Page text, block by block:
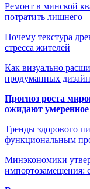
Ремонт в минской
потратить лишнего
Почему текстура
стресса жителей
Как визуально
продуманных
Прогноз роста
ожидают умеренное
Тренды здорового
функциональным
Минэкономики
импортозамещения: